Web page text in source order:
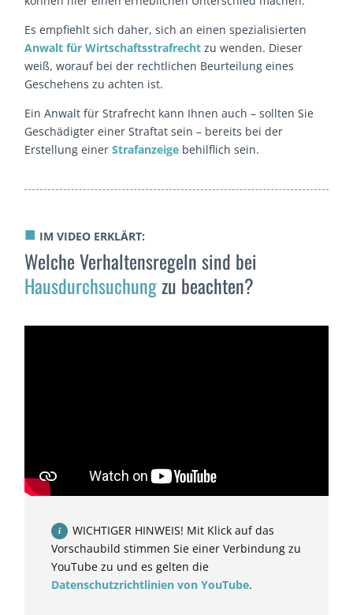
Es empfiehlt sich daher, sich an einen spezialisierten
Anwalt fürWirtschaftsstrafrecht zu wenden. Dieser
weiß, worauf bei der rechtlichen Beurteilung eines
Geschehens zu achten ist.
Ein Anwalt für Strafrecht kann Ihnen auch – sollten Sie
Geschädigter einer Straftat sein – bereits bei der
Erstellung einerStrafanzeige behilflich sein.
■ IM VIDEO ERKLÄRT:
Welche Verhaltensregeln sind bei
Hausdurchsuchungzu beachten?
WICHTIGER HINWEIS! Mit Klick auf das
Vorschaubild stimmen Sie einer Verbindung zu
YouTube zu und es gelten die
Datenschutzrichtlinien von YouTube.